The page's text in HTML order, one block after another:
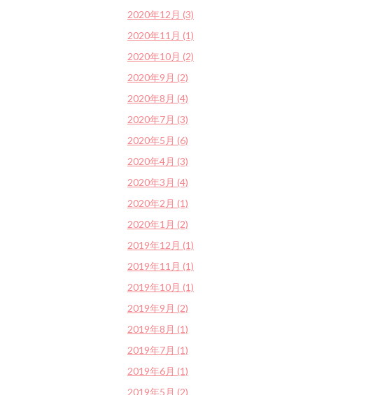
2020年12月 (3)
2020年11月 (1)
2020年10月 (2)
2020年9月 (2)
2020年8月 (4)
2020年7月 (3)
2020年5月 (6)
2020年4月 (3)
2020年3月 (4)
2020年2月 (1)
2020年1月 (2)
2019年12月 (1)
2019年11月 (1)
2019年10月 (1)
2019年9月 (2)
2019年8月 (1)
2019年7月 (1)
2019年6月 (1)
2019年5月 (2)